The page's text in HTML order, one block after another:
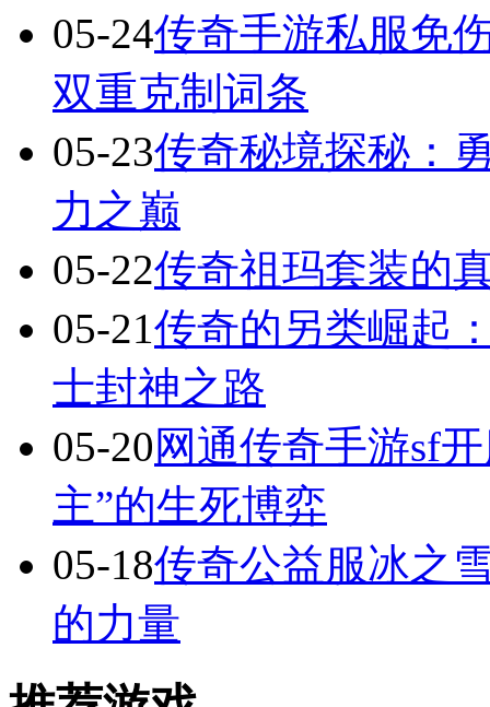
05-24传奇手游私服免
双重克制词条
05-23传奇秘境探秘：
力之巅
05-22传奇祖玛套装的
05-21传奇的另类崛起
士封神之路
05-20网通传奇手游sf
主”的生死博弈
05-18传奇公益服冰之
的力量